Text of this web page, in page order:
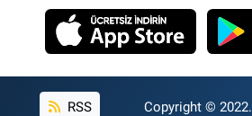
RSS Copyright © 2022.